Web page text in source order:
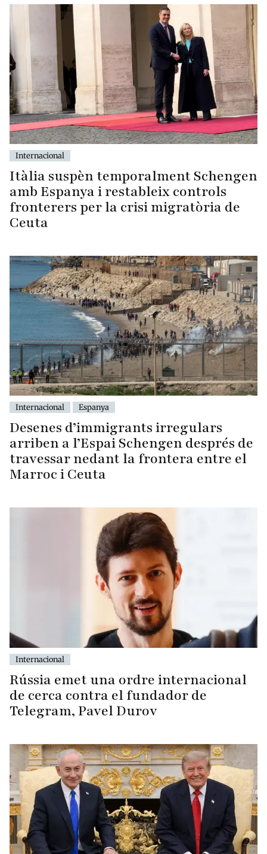
Internacional
Itàlia suspèn temporalment Schengen
amb Espanya i restableix controls
fronterers per la crisi migratòria de
Ceuta
Internacional Espanya
Desenes d’immigrants irregulars
arriben a l’Espai Schengen després de
travessar nedant la frontera entre el
Marroc i Ceuta
Internacional
Rússia emet una ordre internacional
de cerca contra el fundador de
Telegram, Pavel Durov